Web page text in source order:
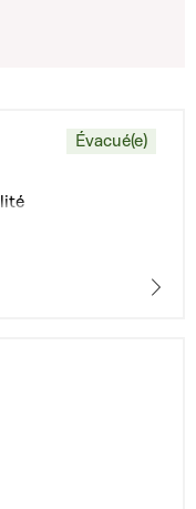
Évacué(e)